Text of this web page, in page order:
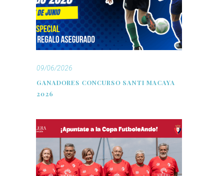
09/06/2026
GANADORES CONCURSO SANTI MACAYA
2026